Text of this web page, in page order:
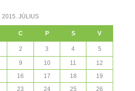
2015. JÚLIUS
C P S V
2 3 4 5
9 10 11
12
16 17 18
19
23 24 25 26